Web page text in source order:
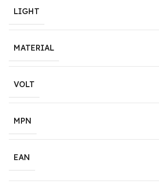
LIGHT
MATERIAL
VOLT
MPN
EAN